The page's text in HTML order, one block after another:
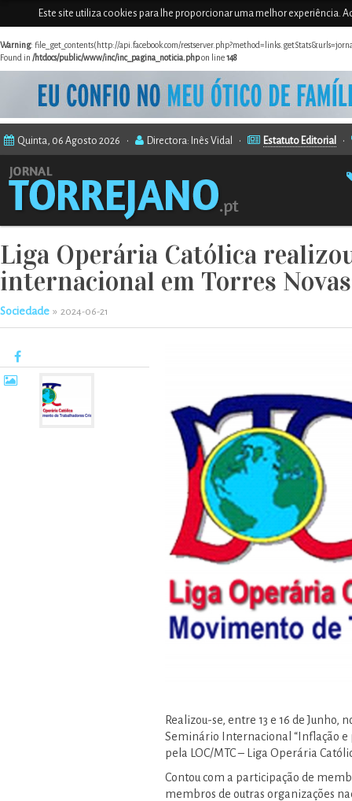
Este site utiliza cookies para lhe proporcionar uma melhor experiência.
Warning: file_get_contents(http://api.facebook.com/
Found in /htdocs/public/www/inc/inc_pagina_noticia.phpon line148
Quinta, 06 Agosto 2026 • Directora: Inês Vidal • Estatuto Editorial •
Liga Operária Católica
internacional em Torres Novas
Sociedade » 2024-06-21
Realizou-se, entre 13 e 16 de
Seminário Internacional “Inflação e
pela LOC/MTC – Liga Operária
Contou com a participação de
membros de outras organizações